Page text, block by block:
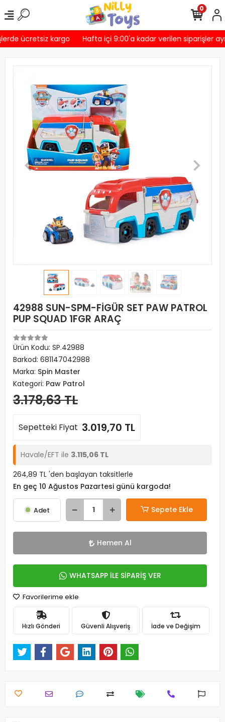
ücretsiz kargo Hafta içi 9:00'a kadar verilen siparişler
0
42988 SUN-SPM-FİGÜR SET PAW PATROL
PUP SQUAD 1FGR ARAÇ
Ürün Kodu: SP.42988
Barkod: 681147042988
Marka: Spin Master
Kategori: Paw Patrol
3.178,63 TL
Sepetteki Fiyat 3.019,70 TL
Havale/EFT ile 3.115,06 TL
264,89 TL 'den başlayan taksitlerle
En geç 10 Ağustos Pazartesi günü kargoda!
Adet Sepete Ekle
Hemen Al
WHATSAPP İLE SİPARİŞ VER
Favorilerime ekle
Hızlı Gönderi Güvenli Alışveriş İade ve Değişim